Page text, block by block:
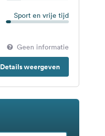
Sport en vrije tijd
Geen informatie
Details weergeven